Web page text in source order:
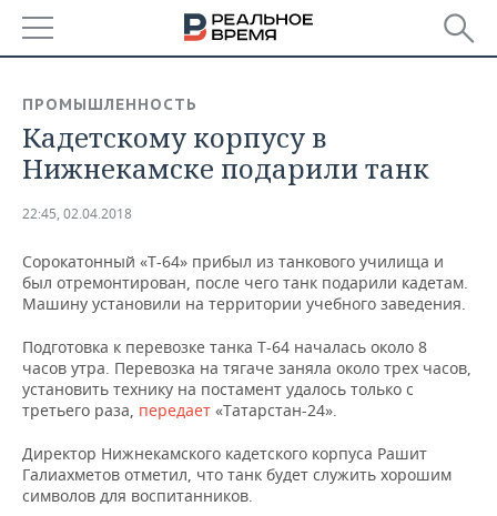
БАШКОРТОСТАН
ТАТАРСТАН
НОВОСТИ
АНАЛИТИКА
ДЕКЛАРАЦИИ О ДОХОДАХ
ВУЗЫ ТАТАРСТАНА
ТОРГОВЫЕ ЦЕНТРЫ
ТАТАРСТАНА
НОВОСТИ ЭКОНОМИКИ
БАНКИ
ИНВЕСТИЦИИ
ПРОМЫШЛЕННОСТЬ
ПРОМЫШЛЕННОСТИ
АГРОПРОМ
МАШИНОСТРОЕНИЕ
НЕФТЕХИМИЯ
НОВОСТИ НЕДВИЖИМОСТИ
АВТО
НОВОСТИ БИЗНЕСА
ТЕХНОЛОГИИ
ПРОМЫШЛЕННОСТЬ
Кадетскому корпусу в
Нижнекамске подарили танк
22:45, 02.04.2018
Сорокатонный «Т-64» прибыл из танкового училища и
был отремонтирован, после чего танк подарили кадетам.
Машину установили на территории учебного заведения.
Подготовка к перевозке танка Т-64 началась около 8
часов утра. Перевозка на тягаче заняла около трех часов,
установить технику на постамент удалось только с
третьего раза, передает «Татарстан-24».
Директор Нижнекамского кадетского корпуса Рашит
Галиахметов отметил, что танк будет служить хорошим
символов для воспитанников.